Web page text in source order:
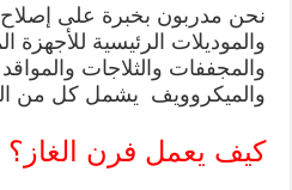
نحن مدربون بخبرة على إصلاح
والموديلات الرئيسية للأجهزة
والمجففات والثلاجات
والميكروويف يشمل كل من
كيف يعمل فرن الغاز؟